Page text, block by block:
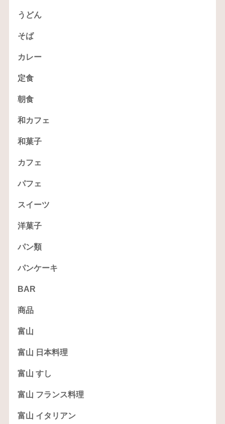
うどん
そば
カレー
定食
朝食
和カフェ
和菓子
カフェ
パフェ
スイーツ
洋菓子
パン類
パンケーキ
BAR
商品
富山
富山 日本料理
富山 すし
富山 フランス料理
富山 イタリアン